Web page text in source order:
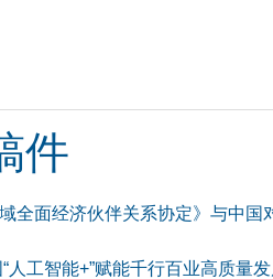
件
全面经济伙伴关系协定》与中国
人工智能+”赋能千行百业高质量